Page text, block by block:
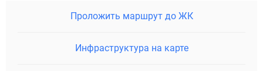
Проложить маршрут до ЖК
Инфраструктура на карте